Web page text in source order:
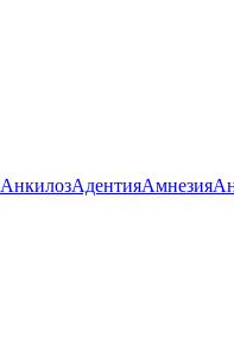
АнкилозАдентияАмнезия